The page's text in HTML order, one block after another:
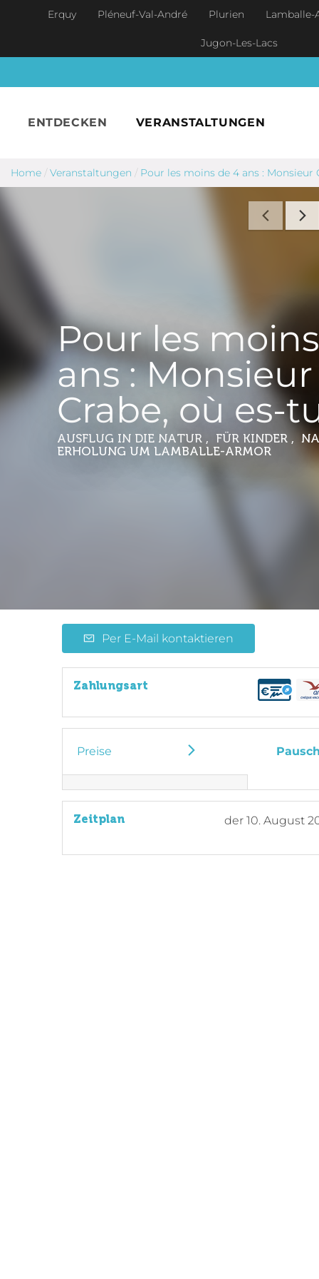
Skip to main content
Erquy Pléneuf-Val-André Plurien Lamballe-
Jugon-Les-Lacs
ENTDECKEN VERANSTALTUNGEN
Home / Veranstaltungen / Pour les moins de 4 ans :
Pour les
ans : Monsieur
Crabe, où es-
AUSFLUG IN DIE NATUR , FÜR KINDER ,
ERHOLUNG UM LAMBALLE-ARMOR
Per E-Mail kontaktieren
Zahlungsart
Preise
Zeitplan der 10. August